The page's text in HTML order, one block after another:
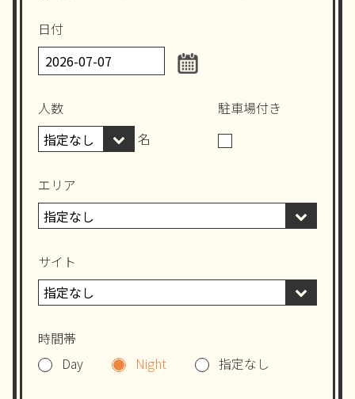
日付
人数
名
駐車場付き
エリア
サイト
時間帯
Day
Night 指定なし